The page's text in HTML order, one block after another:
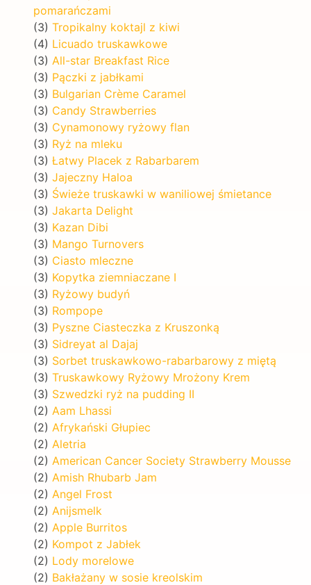
pomarańczami
(3) Tropikalny koktajl z kiwi
(4) Licuado truskawkowe
(3) All-star Breakfast Rice
(3) Pączki z jabłkami
(3) Bulgarian Crème Caramel
(3) Candy Strawberries
(3) Cynamonowy ryżowy flan
(3) Ryż na mleku
(3) Łatwy Placek z Rabarbarem
(3) Jajeczny Haloa
(3) Świeże truskawki w waniliowej śmietance
(3) Jakarta Delight
(3) Kazan Dibi
(3) Mango Turnovers
(3) Ciasto mleczne
(3) Kopytka ziemniaczane I
(3) Ryżowy budyń
(3) Rompope
(3) Pyszne Ciasteczka z Kruszonką
(3) Sidreyat al Dajaj
(3) Sorbet truskawkowo-rabarbarowy z miętą
(3) Truskawkowy Ryżowy Mrożony Krem
(3) Szwedzki ryż na pudding II
(2) Aam Lhassi
(2) Afrykański Głupiec
(2) Aletria
(2) American Cancer Society Strawberry Mousse
(2) Amish Rhubarb Jam
(2) Angel Frost
(2) Anijsmelk
(2) Apple Burritos
(2) Kompot z Jabłek
(2) Lody morelowe
(2) Bakłażany w sosie kreolskim